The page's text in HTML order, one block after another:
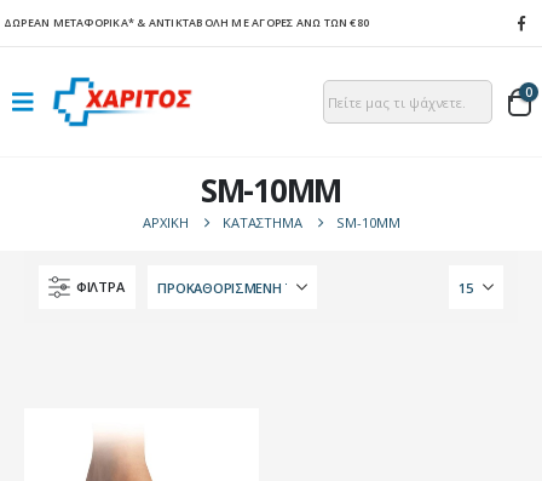
ΔΩΡΕΑΝ ΜΕΤΑΦΟΡΙΚΑ* & ΑΝΤΙΚΤΑΒΟΛΗ ΜΕ ΑΓΟΡΕΣ ΑΝΩ ΤΩΝ €80
0
SM-10MM
ΑΡΧΙΚΉ ΚΑΤΆΣΤΗΜΑ SM-10MM
ΦΙΛΤΡΑ